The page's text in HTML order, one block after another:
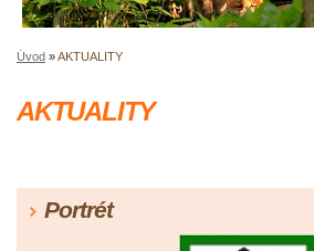
Úvod »AKTUALITY
AKTUALITY
Portrét